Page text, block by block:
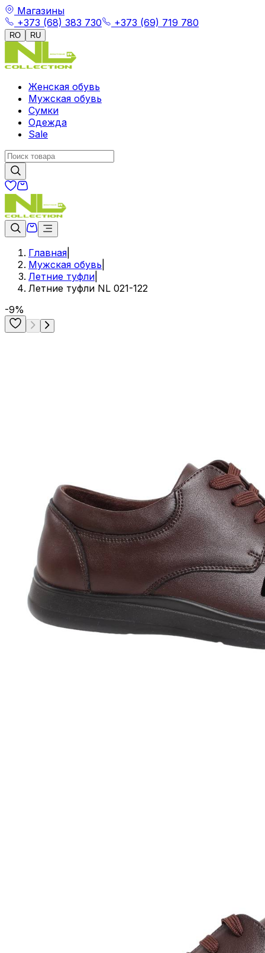
Магазины
+373 (68) 383 730
+373 (69) 719 780
RO RU
Женская обувь
Мужская обувь
Сумки
Одежда
Sale
Главная
Мужская обувь
Летние туфли
Летние туфли NL 021-122
-9%